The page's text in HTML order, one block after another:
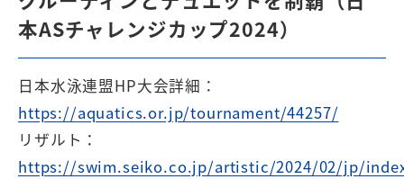
本ASチャレンジカップ2024）
日本水泳連盟HP大会詳細：
https://aquatics.or.jp/tournament/44257/
リザルト：
https://swim.seiko.co.jp/artistic/2024/02/jp/